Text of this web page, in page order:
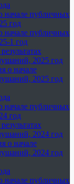
начале публичных
год
начале публичных
1 год
2025 год
о начале
2025 год
начале публичных
год
2024 год
о начале
2024 год
начале публичных